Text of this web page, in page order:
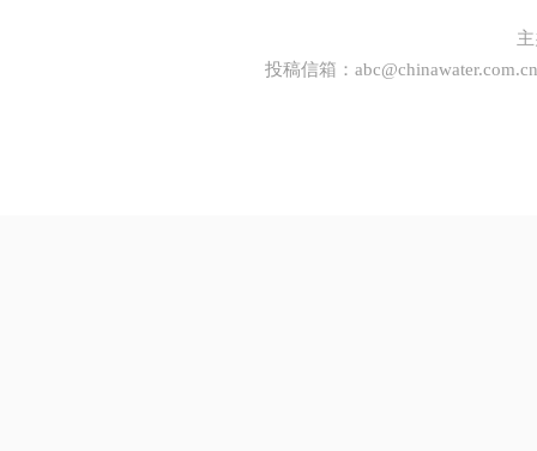
投稿信箱： abc@chinawater.com.cn